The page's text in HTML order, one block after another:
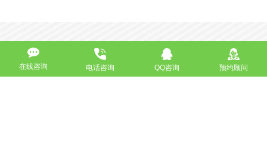
高端网站定制 响应式网站
在线咨询 电话咨询 QQ咨询 预约顾问